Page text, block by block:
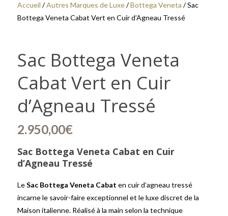
Accueil /Autres Marques de Luxe/Bottega Veneta / Sac
Bottega Veneta Cabat Vert en Cuir d’Agneau Tressé
Sac Bottega Veneta
Cabat Vert en Cuir
d’Agneau Tressé
2.950,00€
Sac Bottega Veneta Cabat en Cuir
d’Agneau Tressé
LeSac Bottega Veneta Cabat en cuir d’agneau tressé
incarne le savoir-faire exceptionnel et le luxe discret de la
Maison italienne. Réalisé à la main selon la technique